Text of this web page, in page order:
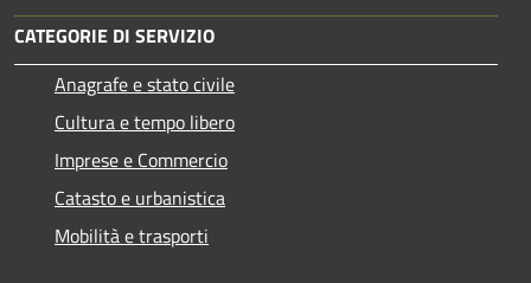
CATEGORIE DI SERVIZIO
Anagrafe e stato civile
Cultura e tempo libero
Imprese e Commercio
Catasto e urbanistica
Mobilità e trasporti